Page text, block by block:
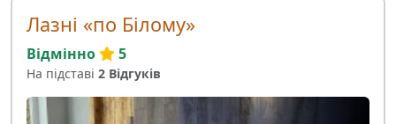
Лазні «по Білому»
Відмінно 5
На підставі 2 Відгуків